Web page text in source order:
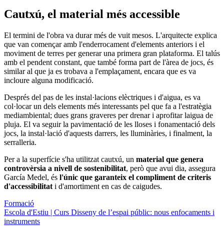
Cautxú, el material més accessible
El termini de l'obra va durar més de vuit mesos. L'arquitecte explica
que van començar amb l'enderrocament d'elements anteriors i el
moviment de terres per generar una primera gran plataforma. El talús
amb el pendent constant, que també forma part de l'àrea de jocs, és
similar al que ja es trobava a l'emplaçament, encara que es va
incloure alguna modificació.
Després del pas de les instal·lacions elèctriques i d'aigua, es va
col·locar un dels elements més interessants pel que fa a l'estratègia
mediambiental; dues grans graveres per drenar i aprofitar laigua de
pluja. El va seguir la pavimentació de les lloses i fonamentació dels
jocs, la instal·lació d'aquests darrers, les lluminàries, i finalment, la
serralleria.
Per a la superfície s'ha utilitzat cautxú, un material que genera
controvèrsia a nivell de sostenibilitat, però que avui dia, assegura
García Medel, és l'únic que garanteix el compliment de criteris
d'accessibilitat i d'amortiment en cas de caigudes.
Formació
Escola d'Estiu | Curs Disseny de l’espai públic: nous enfocaments i
instruments